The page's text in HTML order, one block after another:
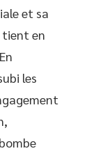
et sa
tient en
les